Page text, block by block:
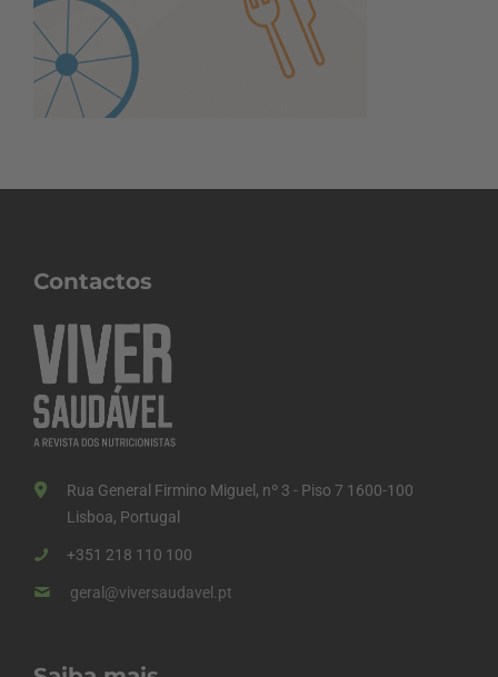
Contactos
Rua General Firmino Miguel, nº 3 - Piso 7 1600-100
Lisboa, Portugal
+351 218 110 100
geral@viversaudavel.pt